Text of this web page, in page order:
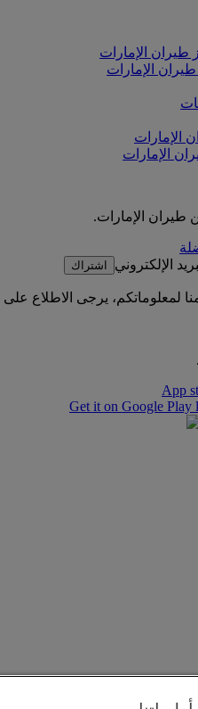
الإمارات
الإمارات
الإمارات
الإمارات
طيران الإمارات.
الإلكتروني
اشتراك
لمعلوماتكم، يرجى الاطلاع على